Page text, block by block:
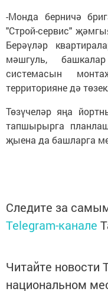
-Монда берничә
"Строй-сервис"
Берәүләр
мәшгуль,
системасын
территорияне дә
Төзүчеләр яңа
тапшырырга
җыена да башларга
Следите за
Telegram-канале
Читайте новости
национальном